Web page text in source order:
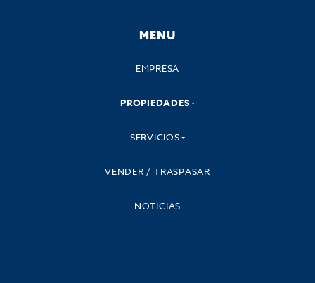
MENU
EMPRESA
PROPIEDADES
SERVICIOS
VENDER / TRASPASAR
NOTICIAS